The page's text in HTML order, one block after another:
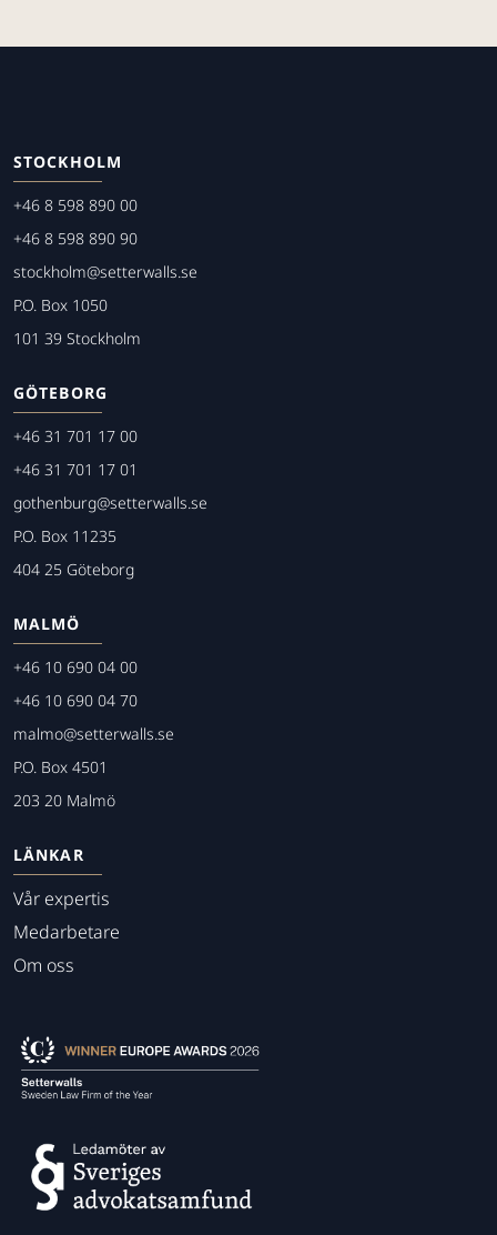
STOCKHOLM
+46 8 598 890 00
+46 8 598 890 90
stockholm@setterwalls.se
P.O. Box 1050
101 39 Stockholm
GÖTEBORG
+46 31 701 17 00
+46 31 701 17 01
gothenburg@setterwalls.se
P.O. Box 11235
404 25 Göteborg
MALMÖ
+46 10 690 04 00
+46 10 690 04 70
malmo@setterwalls.se
P.O. Box 4501
203 20 Malmö
LÄNKAR
Vår expertis
Medarbetare
Om oss